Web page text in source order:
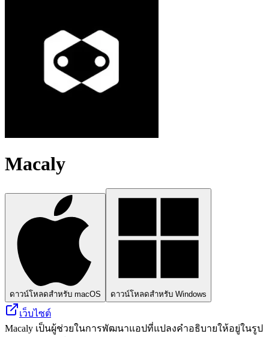
Macaly
ดาวน์โหลดสำหรับ macOS ดาวน์โหลดสำหรับ Windows
เว็บไซต์
Macaly เป็นผู้ช่วยในการพัฒนาแอปที่แปลงคำอธิบายให้อยู่ในรูป